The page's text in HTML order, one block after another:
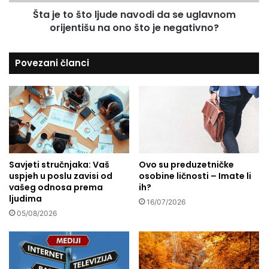
v
o
t
i
d
e
l
o
A
l
i
u
e
n
a
v
o
i
d
a
s
e
u
Šta je to što ljude navodi da se uglavnom
orijentišu na ono što je negativno?
Povezani članci
Savjeti stručnjaka: Vaš
uspjeh u poslu zavisi od
vašeg odnosa prema
ljudima
05/08/2026
Ovo su preduzetničke
osobine ličnosti – Imate li
ih?
16/07/2026